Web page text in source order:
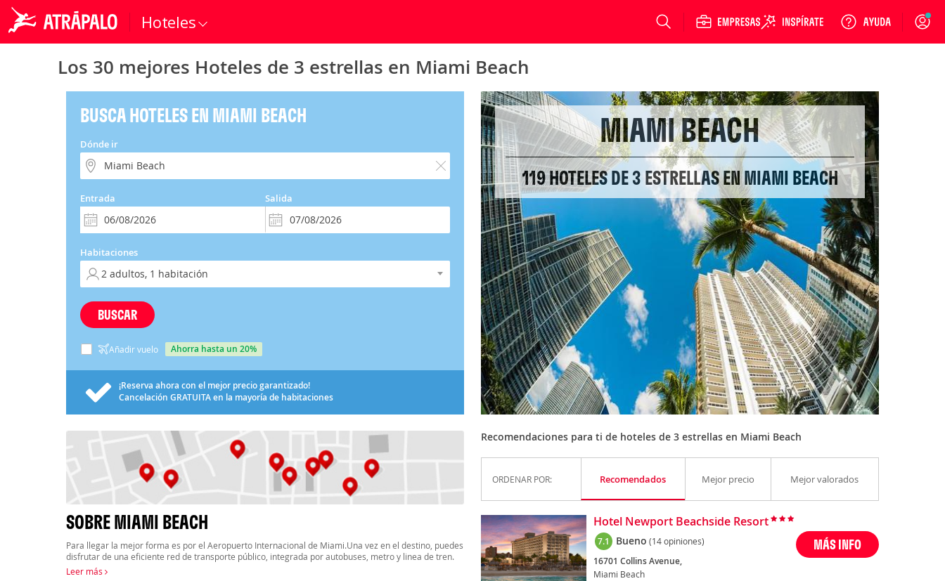
Hoteles Login
Los 30 mejores Hoteles de 3 estrellas en Miami Beach
BUSCA HOTELES EN MIAMI BEACH
Dónde ir
Entrada Salida
Habitaciones
BUSCAR
Añadir vuelo ahorra hasta un 20%
¡Reserva ahora con el mejor precio garantizado!
Cancelación GRATUITAen la mayoría de habitaciones
SOBRE MIAMI BEACH
Para llegar la mejor forma es por el Aeropuerto Internacional de Miami.Una vez en el destino, puedes
disfrutar de una eficiente red de transporte público, integrada por autobuses, metro y linea de tren.
Leer más
MIAMI BEACH
119 HOTELES DE 3 ESTRELLAS EN MIAMI BEACH
Recomendaciones para ti de hoteles de 3 estrellas en Miami Beach
ORDENAR POR: Recomendados Mejor precio Mejor valorados
Hotel Newport Beachside Resort
7.1 Bueno (14 opiniones)
16701 Collins Avenue,
Miami Beach
MÁS INFO